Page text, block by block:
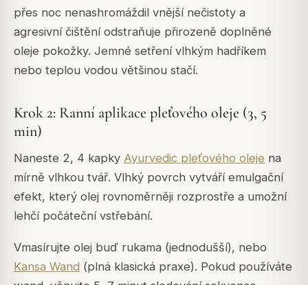
přes noc nenashromáždil vnější nečistoty a
agresivní čištění odstraňuje přirozeně doplněné
oleje pokožky. Jemné setření vlhkým hadříkem
nebo teplou vodou většinou stačí.
Krok 2: Ranní aplikace pleťového oleje (3, 5
min)
Naneste 2, 4 kapky Ayurvedic pleťového oleje na
mírně vlhkou tvář. Vlhký povrch vytváří emulgační
efekt, který olej rovnoměrněji rozprostře a umožní
lehčí počáteční vstřebání.
Vmasírujte olej buď rukama (jednodušší), nebo
Kansa Wand (plná klasická praxe). Pokud používáte